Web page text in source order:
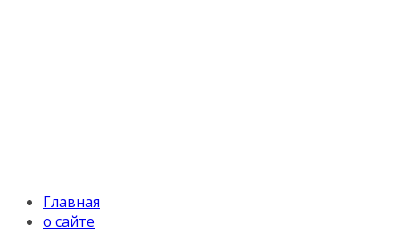
Главная
о сайте